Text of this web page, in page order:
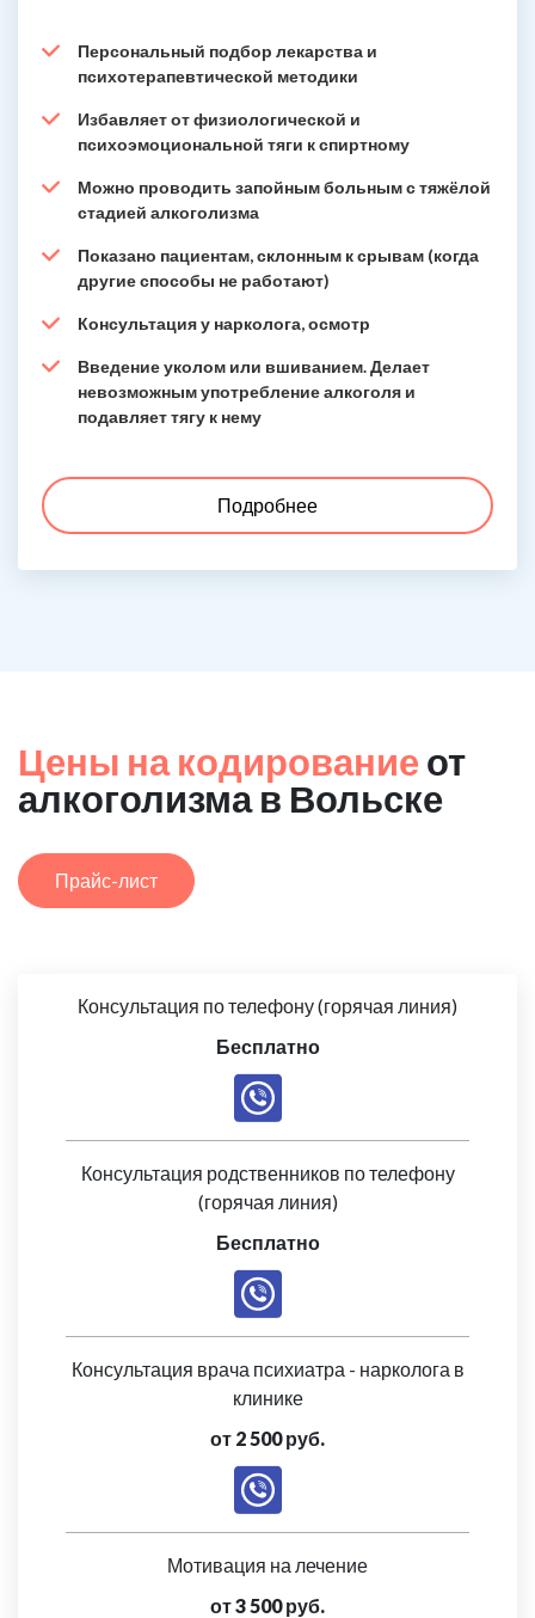
Персональный подбор лекарства и
психотерапевтической методики
Избавляет от физиологической и
психоэмоциональной тяги к спиртному
Можно проводить запойным больным с тяжёлой
стадией алкоголизма
Показано пациентам, склонным к срывам (когда
другие способы не работают)
Консультация у нарколога, осмотр
Введение уколом или вшиванием. Делает
невозможным употребление алкоголя и
подавляет тягу к нему
Подробнее
Цены на кодирование от
алкоголизма в Вольске
Прайс-лист
Консультация по телефону (горячая линия)
Бесплатно
Консультация родственников по телефону
(горячая линия)
Бесплатно
Консультация врача психиатра - нарколога в
клинике
от 2 500 руб.
Мотивация на лечение
от 3 500 руб.